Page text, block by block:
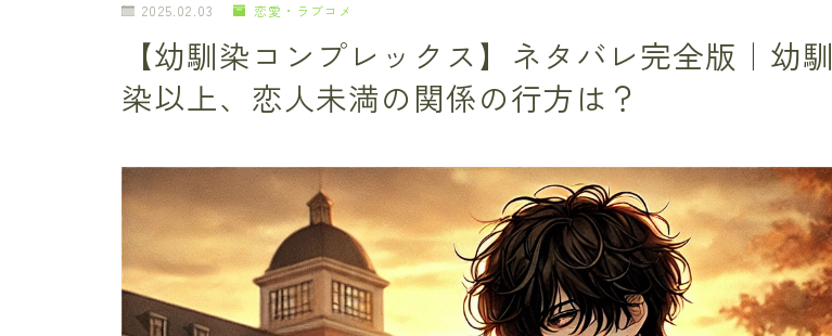
2025.02.03 恋愛・ラブコメ
【幼馴染コンプレックス】ネタバレ完全版｜幼馴
染以上、恋人未満の関係の行方は？